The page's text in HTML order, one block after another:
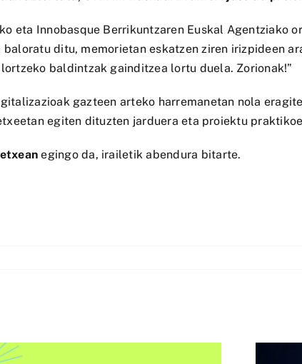
eta Innobasque Berrikuntzaren Euskal Agentziako
ditu, memorietan eskatzen ziren irizpideen
baldintzak gainditzea lortu duela. Zorionak!”
gazteen arteko harremanetan nola
egiten dituzten jarduera eta proiektu
egingo da, irailetik abendura bitarte.